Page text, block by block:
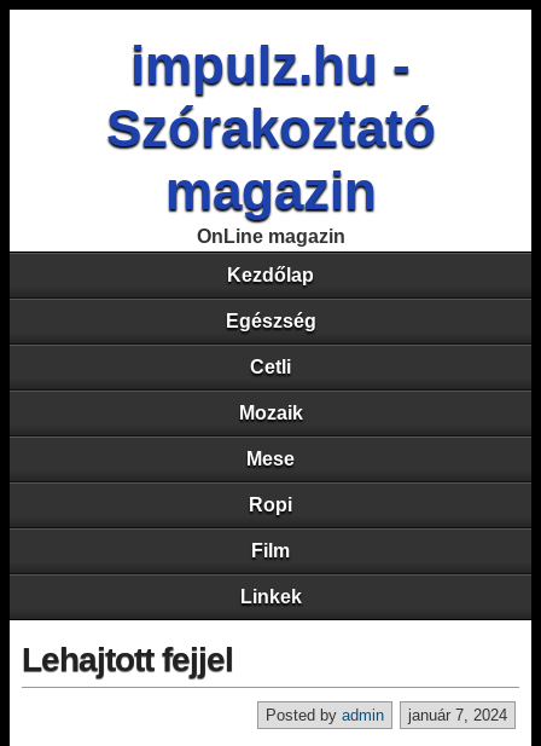
impulz.hu -
Szórakoztató
magazin
OnLine magazin
Kezdőlap
Egészség
Cetli
Mozaik
Mese
Ropi
Film
Linkek
Lehajtott fejjel
január 7, 2024
Posted by admin